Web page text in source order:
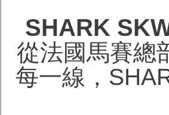
SHARK
從法國馬賽總
每一線，